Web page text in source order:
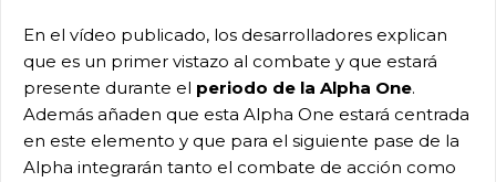
En el vídeo publicado, los desarrolladores explican
que es un primer vistazo al combate y que estará
presente durante el periodo de la Alpha One.
Además añaden que esta Alpha One estará centrada
en este elemento y que para el siguiente pase de la
Alpha integrarán tanto el combate de acción como